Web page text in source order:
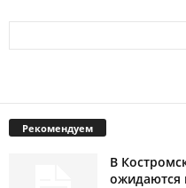
Рекомендуем
В
ожидаются